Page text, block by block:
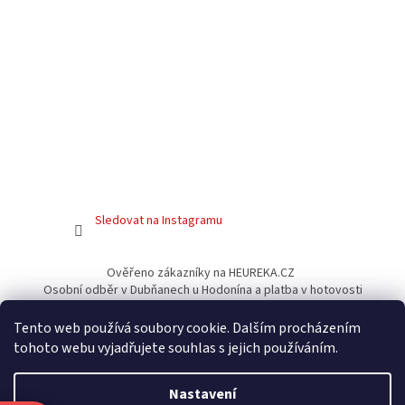
Tento web používá soubory cookie. Dalším procházením
tohoto webu vyjadřujete souhlas s jejich používáním.
Nastavení
Sledovat na Instagramu
Ověřeno zákazníky na HEUREKA.CZ
Osobní odběr v Dubňanech u Hodonína a platba v hotovosti
Vytvořil Shoptet